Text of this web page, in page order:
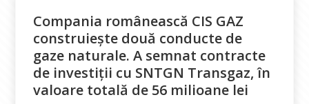
Compania românească CIS GAZ
construiește două conducte de
gaze naturale. A semnat contracte
de investiții cu SNTGN Transgaz, în
valoare totală de 56 milioane lei